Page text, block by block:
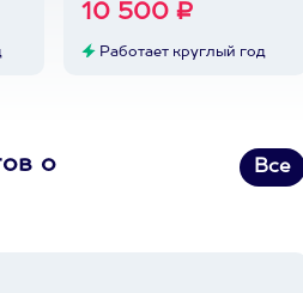
10 500 ₽
Работает круглый год
о
Все